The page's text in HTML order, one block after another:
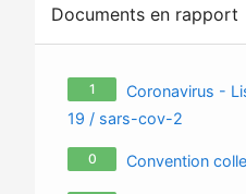
Documents en rapport
1
Coronavirus -
19 / sars-cov-2
0 Convention